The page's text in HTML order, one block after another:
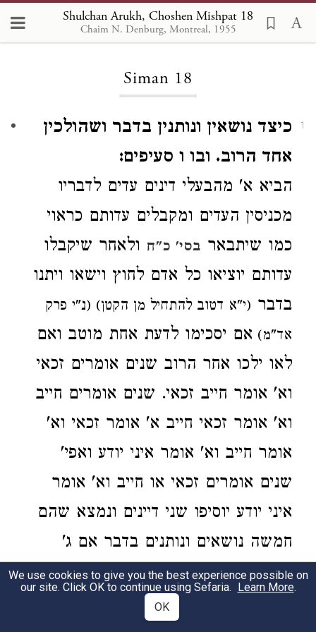
Shulchan Arukh, Choshen Mishpat 18
Chaim N. Denburg, Montreal, 1955
Loading...
Siman 18
1
כיצד נושאין ונותנין בדבר ושהולכין
אחד הרוב. ובו ו סעיפים:
הביא א' מהבעלי דינים עדים לדבריו
מכניסין העדים ומקבלים עדותם כראוי
כמו שיתבאר בסי' כ"ח ולאחר שיקבלו
עדותם יוציאו כל אדם לחוץ וישאו ויתנו
בדבר (י"א דטוב להתחיל מן הקטן) (נ"י פרק
אד"מ) אם יסכימו לדעת אחת מוטב ואם
לאו ילכו אחר הרוב שנים אומרים זכאי
וא' אומר חייב זכאי. שנים אומרים חייב
וא' אומר זכאי חייב א' אומר זכאי וא'
אומר חייב וא' אומר איני יודע ואפי'
שנים אומרים זכאי או חייב וא' אומר
איני יודע יוסיפו שני דיינים ונמצא שהם
חמשה נושאים ונותנים בדבר אם ג'
מזכים וב' מחייבים זכאי ואם ג' מחייבים
ושנים מזכים חייב שנים אומרים זכאי
We use cookies to give you the best experience possible on
our site. Click OK to continue using Sefaria. Learn More.
OK